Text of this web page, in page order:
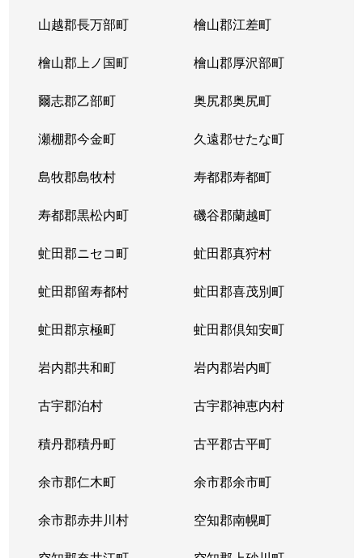
山越郡長万部町 檜山郡江差町
檜山郡上ノ国町 檜山郡厚沢部町
爾志郡乙部町 奥尻郡奥尻町
瀬棚郡今金町 久遠郡せたな町
島牧郡島牧村 寿都郡寿都町
寿都郡黒松内町 磯谷郡蘭越町
虻田郡ニセコ町 虻田郡真狩村
虻田郡留寿都村 虻田郡喜茂別町
虻田郡京極町 虻田郡倶知安町
岩内郡共和町 岩内郡岩内町
古宇郡泊村 古宇郡神恵内村
積丹郡積丹町 古平郡古平町
余市郡仁木町 余市郡余市町
余市郡赤井川村 空知郡南幌町